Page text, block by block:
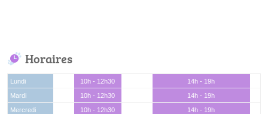
Horaires
Lundi 10h - 12h30
14h - 19h
Mardi
10h - 12h30
14h - 19h
Mercredi
10h - 12h30
14h - 19h